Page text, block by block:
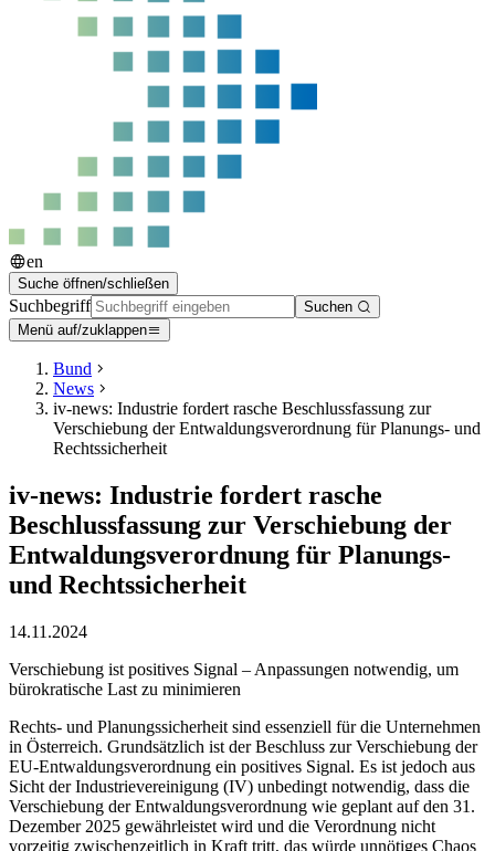
en
Suche öffnen/schließen
Suchbegriff
Suchen
Menü auf/zuklappen
Bund
News
iv-news: Industrie fordert rasche Beschlussfassung zur
Verschiebung der Entwaldungsverordnung für Planungs- und
Rechtssicherheit
iv-news: Industrie fordert rasche
Beschlussfassung zur Verschiebung der
Entwaldungsverordnung für Planungs-
und Rechtssicherheit
14.11.2024
Verschiebung ist positives Signal – Anpassungen notwendig, um
bürokratische Last zu minimieren
Rechts- und Planungssicherheit sind essenziell für die Unternehmen
in Österreich. Grundsätzlich ist der Beschluss zur Verschiebung der
EU-Entwaldungsverordnung ein positives Signal. Es ist jedoch aus
Sicht der Industrievereinigung (IV) unbedingt notwendig, dass die
Verschiebung der Entwaldungsverordnung wie geplant auf den 31.
Dezember 2025 gewährleistet wird und die Verordnung nicht
vorzeitig zwischenzeitlich in Kraft tritt, das würde unnötiges Chaos